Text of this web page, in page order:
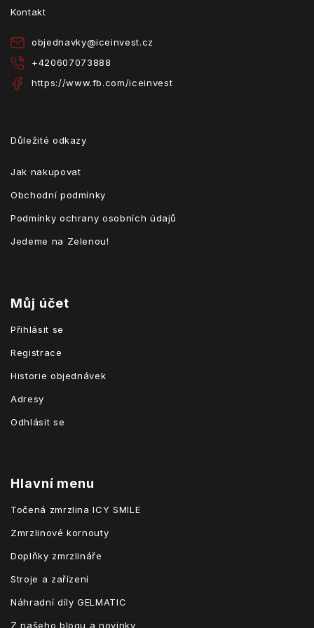
Kontakt
objednavky@iceinvest.cz
+420607073888
https://www.fb.com/iceinvest
Důležité odkazy
Jak nakupovat
Obchodní podmínky
Podmínky ochrany osobních údajů
Jedeme na Zelenou!
Můj účet
Přihlásit se
Registrace
Historie objednávek
Adresy
Odhlásit se
Hlavní menu
Točená zmrzlina ICY SMILE
Zmrzlinové kornouty
Doplňky zmrzlináře
Stroje a zařízení
Náhradní díly GELMATIC
Z našeho blogu a novinky